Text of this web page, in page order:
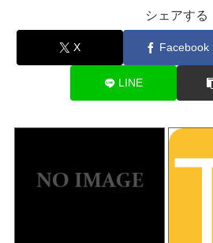
シェアする
X Facebook
LINE